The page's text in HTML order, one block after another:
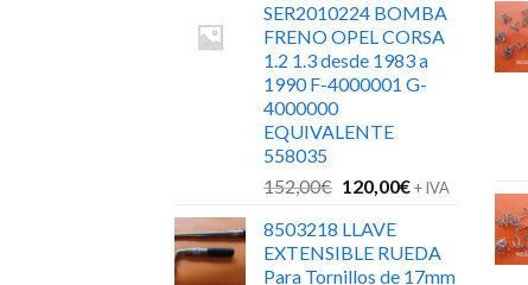
SER2010224 BOMBA
FRENO OPEL CORSA
1.2 1.3 desde 1983 a
1990 F-4000001 G-
4000000
EQUIVALENTE
558035
152,00€ El
original
era:
120,00€El
es:
+ IVA
8503218 LLAVE
EXTENSIBLE RUEDA
Para Tornillos de 17mm